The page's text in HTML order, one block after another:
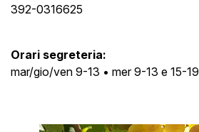
392-0316625
Orari segreteria:
mar/gio/ven 9-13 • mer 9-13 e 15-19